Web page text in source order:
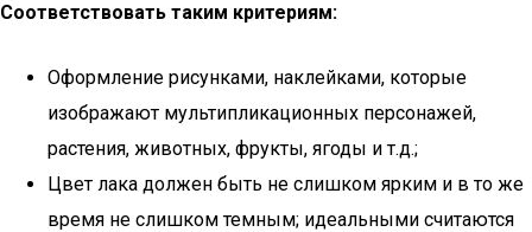
Соответствовать таким критериям:
Оформление рисунками, наклейками, которые
изображают мультипликационных персонажей,
растения, животных, фрукты, ягоды и т.д.;
Цвет лака должен быть не слишком ярким и в то же
время не слишком темным; идеальными считаются